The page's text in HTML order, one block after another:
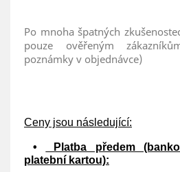
Po mnoha špatných
pouze ověřeným
poznámky v objednávce)
Ceny jsou následující:
•
Platba předem
platební kartou):